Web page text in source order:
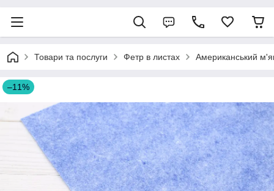
Товари та послуги Фетр в листах Американський
–11%